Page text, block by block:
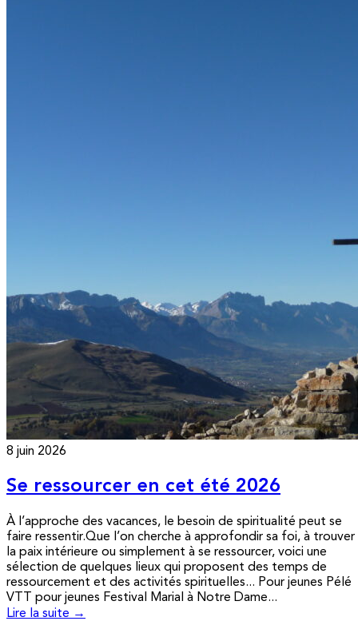
8 juin 2026
Se ressourcer en cet été 2026
À l’approche des vacances, le besoin de spiritualité peut se
faire ressentir.Que l’on cherche à approfondir sa foi, à trouver
la paix intérieure ou simplement à se ressourcer, voici une
sélection de quelques lieux qui proposent des temps de
ressourcement et des activités spirituelles... Pour jeunes Pélé
VTT pour jeunes Festival Marial à Notre Dame...
Lire la suite →